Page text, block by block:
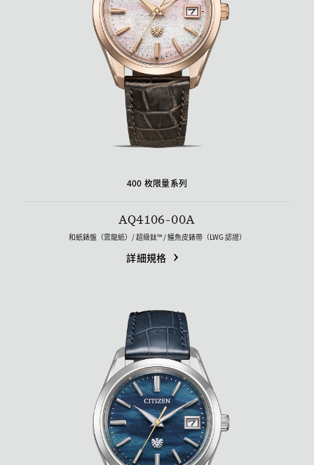
400 枚限量系列
AQ4106-00A
和紙錶盤（雲龍紙）/ 超級鈦™ / 鱷魚皮錶帶（LWG 認證）
詳細規格